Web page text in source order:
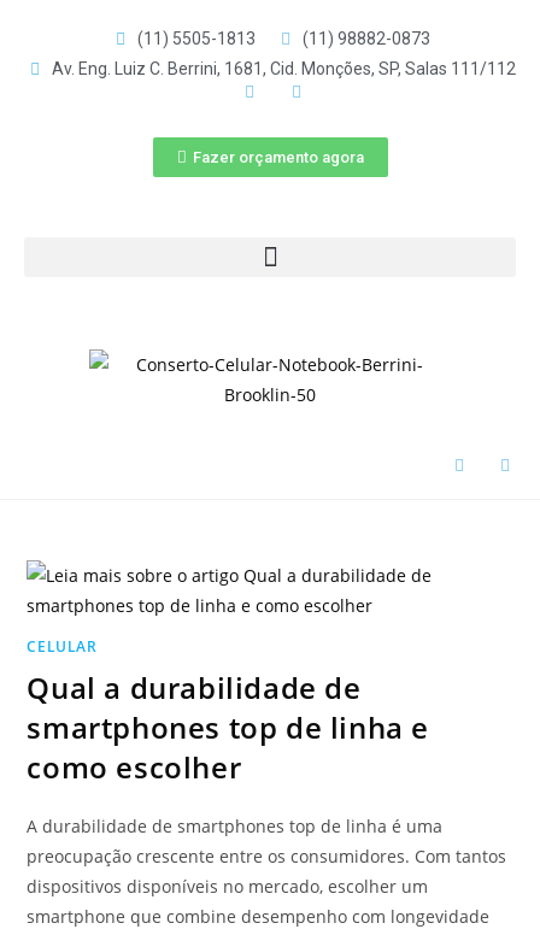
(11) 5505-1813
(11) 98882-0873
Av. Eng. Luiz C. Berrini, 1681, Cid. Monções, SP, Salas 111/112
Fazer orçamento agora
CELULAR
Qual a durabilidade de
smartphones top de linha e
como escolher
A durabilidade de smartphones top de linha é uma
preocupação crescente entre os consumidores. Com tantos
dispositivos disponíveis no mercado, escolher um
smartphone que combine desempenho com longevidade